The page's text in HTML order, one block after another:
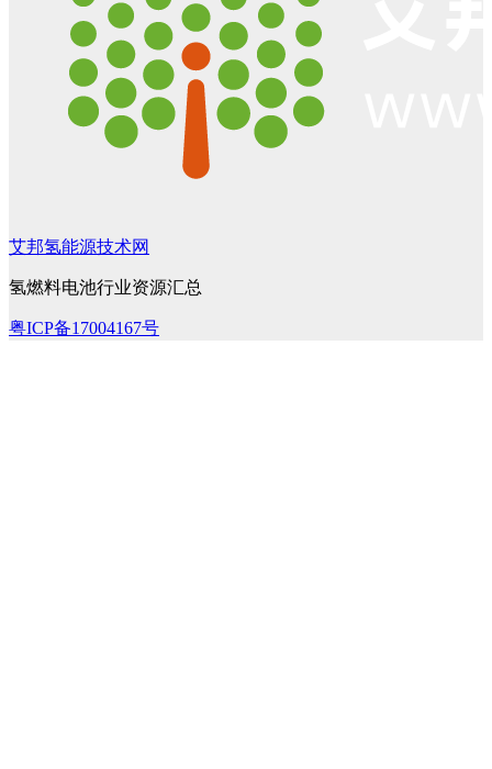
艾邦氢能源技术网
氢燃料电池行业资源汇总
粤ICP备17004167号